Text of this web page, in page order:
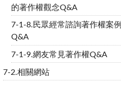
的著作權觀念Q&A
7-1-8.民眾經常諮詢著作權案例
Q&A
7-1-9.網友常見著作權Q&A
7-2.相關網站